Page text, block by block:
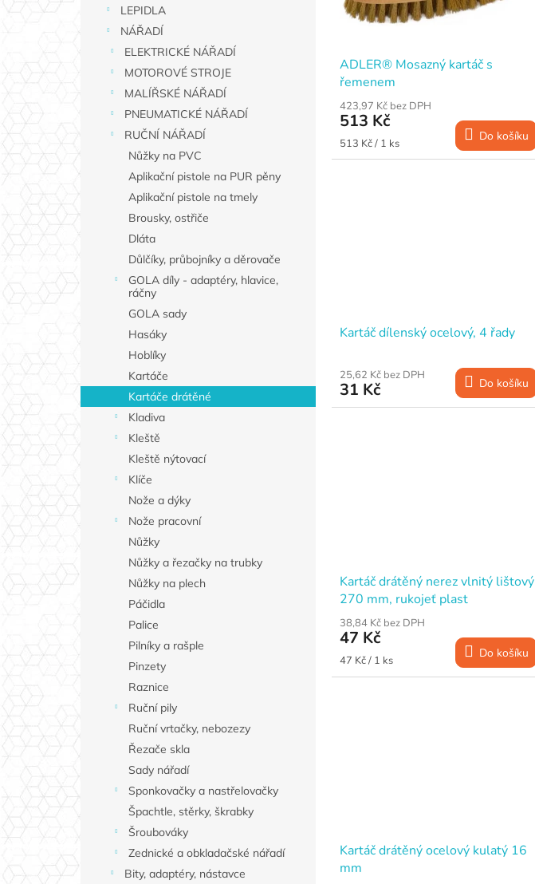
e
LEPIDLA
NÁŘADÍ
ELEKTRICKÉ NÁŘADÍ
MOTOROVÉ STROJE
MALÍŘSKÉ NÁŘADÍ
PNEUMATICKÉ NÁŘADÍ
RUČNÍ NÁŘADÍ
Nůžky na PVC
Aplikační pistole na PUR pěny
Aplikační pistole na tmely
Brousky, ostřiče
Dláta
Důlčíky, průbojníky a děrovače
GOLA díly - adaptéry, hlavice,
ráčny
GOLA sady
Hasáky
Hoblíky
Kartáče
Kartáče drátěné
Kladiva
Kleště
Kleště nýtovací
Klíče
Nože a dýky
Nože pracovní
Nůžky
Nůžky a řezačky na trubky
Nůžky na plech
Páčidla
Palice
Pilníky a rašple
Pinzety
Raznice
Ruční pily
Ruční vrtačky, nebozezy
Řezače skla
Sady nářadí
Sponkovačky a nastřelovačky
Špachtle, stěrky, škrabky
Šroubováky
Zednické a obkladačské nářadí
Bity, adaptéry, nástavce
ADLER® Mosazný kartáč s
řemenem
423,97 Kč bez DPH
513 Kč
Měrná
cena:
513 Kč / 1 ks Do košíku
Kartáč dílenský ocelový, 4 řady
25,62 Kč bez DPH
31 Kč Do košíku
Kartáč drátěný nerez vlnitý lištový
270 mm, rukojeť plast
38,84 Kč bez DPH
47 Kč
Měrná
cena:
47 Kč / 1 ks Do košíku
Kartáč drátěný ocelový kulatý 16
mm